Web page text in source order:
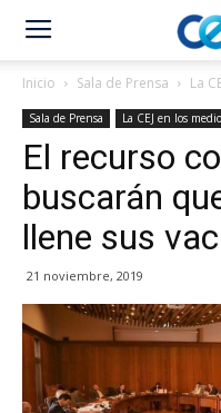
Inicio Sala de Prensa La
Sala de Prensa La CEJ en los
El recurso
buscarán
llene sus
21 noviembre, 2019